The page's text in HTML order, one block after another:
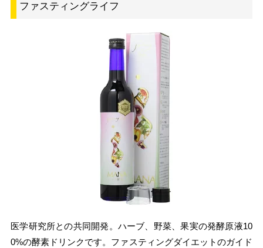
ファスティングライフ
医学研究所との共同開発。ハーブ、野菜、果実の発酵原液10
0%の酵素ドリンクです。ファスティングダイエットのガイド